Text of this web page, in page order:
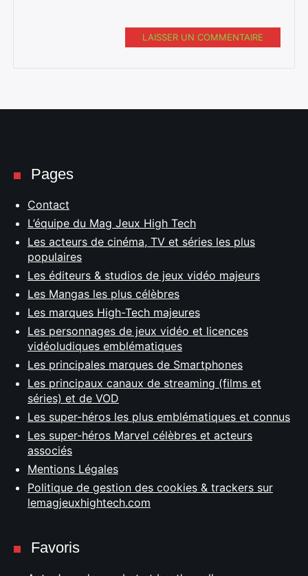
LAISSER UN COMMENTAIRE
Pages
Contact
L’équipe du Mag Jeux High Tech
Les acteurs de cinéma, TV et séries les plus
populaires
Les éditeurs & studios de jeux vidéo majeurs
Les Mangas les plus célèbres
Les marques High-Tech majeures
Les personnages de jeux vidéo et licences
vidéoludiques emblématiques
Les principales marques de Smartphones
Les principaux canaux de streaming (films et
séries) et de VOD
Les super-héros les plus emblématiques et connus
Les super-héros Marvel célèbres et acteurs
associés
Mentions Légales
Politique de gestion des cookies & trackers sur
lemagjeuxhightech.com
Favoris